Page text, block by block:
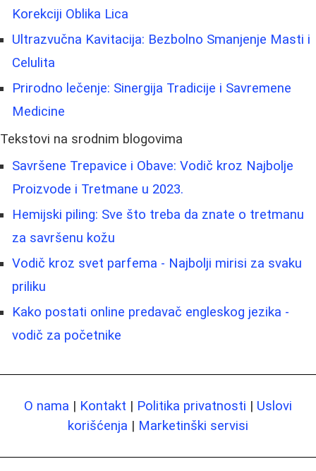
Korekciji Oblika Lica
Ultrazvučna Kavitacija: Bezbolno Smanjenje Masti i
Celulita
Prirodno lečenje: Sinergija Tradicije i Savremene
Medicine
Tekstovi na srodnim blogovima
Savršene Trepavice i Obave: Vodič kroz Najbolje
Proizvode i Tretmane u 2023.
Hemijski piling: Sve što treba da znate o tretmanu
za savršenu kožu
Vodič kroz svet parfema - Najbolji mirisi za svaku
priliku
Kako postati online predavač engleskog jezika -
vodič za početnike
O nama | Kontakt | Politika privatnosti | Uslovi
korišćenja | Marketinški servisi